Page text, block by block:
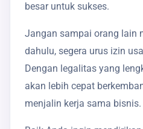
besar untuk sukses.
Jangan sampai orang lain
dahulu, segera urus izin
Dengan legalitas yang
akan lebih cepat
menjalin kerja sama bisnis.